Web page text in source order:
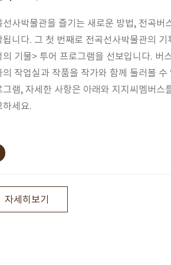
선사박물관을 즐기는 새로운 방법, 전곡버
됩니다. 그 첫 번째로 전곡선사박물관의 기
의 기물> 투어 프로그램을 선보입니다. 버
의 작업실과 작품을 작가와 함께 둘러볼 수
그램, 자세한 사항은 아래와 지지씨멤버스
하세요.
자세히보기